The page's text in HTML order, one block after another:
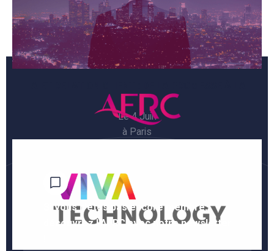
RÉALITÉ
Le 4 Juin
à Paris
Si vous n'êtes pas encore membre,
découvrez l'AFRC avec notre newsletter